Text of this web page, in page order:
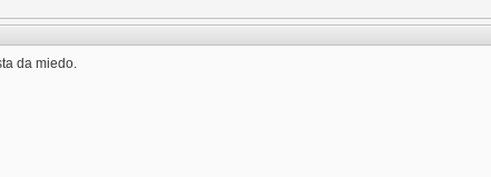
da miedo.